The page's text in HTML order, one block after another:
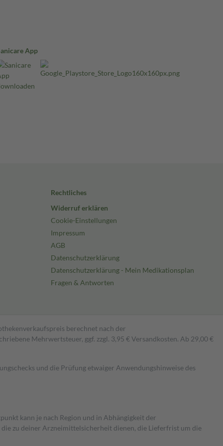
App
Rechtliches
Widerruf erklären
Cookie-Einstellungen
Impressum
AGB
Datenschutzerklärung
Datenschutzerklärung - Mein Medikationsplan
Fragen & Antworten
berechnet nach der
Mehrwertsteuer, ggf. zzgl. 3,95 € Versandkosten. Ab 29,00 €
und die Prüfung etwaiger Anwendungshinweise des
kann je nach Region und in Abhängigkeit der
zu deiner Arzneimittelsicherheit dienen, die Lieferfrist um die